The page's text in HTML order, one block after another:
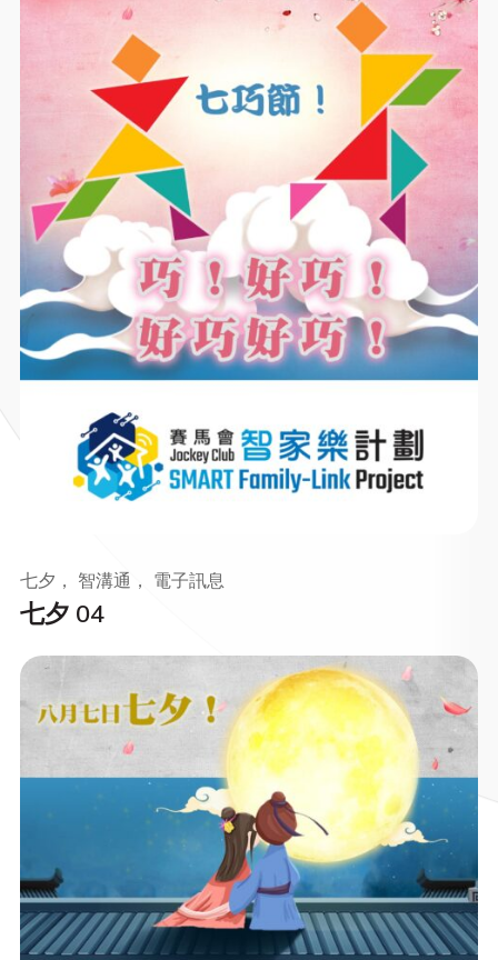
七夕 04
七夕， 智溝通， 電子訊息